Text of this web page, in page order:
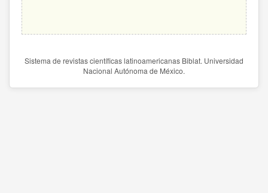
Sistema de revistas científicas latinoamericanas Biblat. Universidad
Nacional Autónoma de México.